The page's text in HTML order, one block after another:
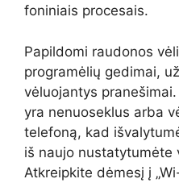
foniniais procesais.
Papildomi raudonos
programėlių gedimai,
vėluojantys
yra nenuoseklus arba
telefoną, kad
iš naujo nustatytumėte
Atkreipkite dėmesį į